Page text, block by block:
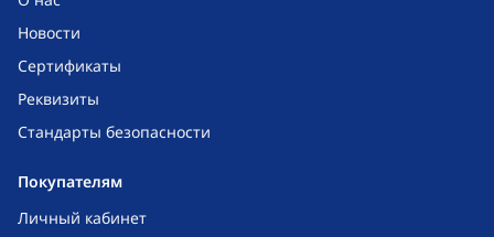
Новости
Сертификаты
Реквизиты
Стандарты безопасности
Покупателям
Личный кабинет